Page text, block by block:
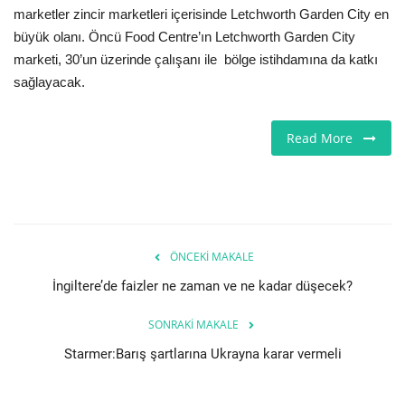
marketler zincir marketleri içerisinde Letchworth Garden City en
büyük olanı. Öncü Food Centre’ın Letchworth Garden City
marketi, 30’un üzerinde çalışanı ile bölge istihdamına da katkı
sağlayacak.
Read More
ÖNCEKI MAKALE
İngiltere’de faizler ne zaman ve ne kadar düşecek?
SONRAKI MAKALE
Starmer:Barış şartlarına Ukrayna karar vermeli